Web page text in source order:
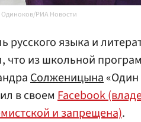
Одиноков/РИА Новости
русского языка и
что из школьной
Солженицына
в своем Facebook
и запрещена).